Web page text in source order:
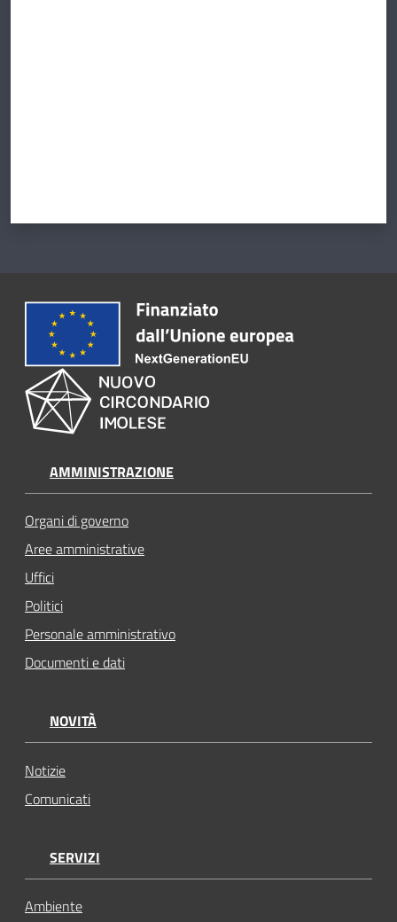
AMMINISTRAZIONE
Organi di governo
Aree amministrative
Uffici
Politici
Personale amministrativo
Documenti e dati
NOVITÀ
Notizie
Comunicati
SERVIZI
Ambiente